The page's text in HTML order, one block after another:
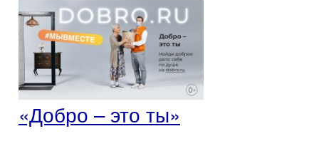
«Добро – это ты»